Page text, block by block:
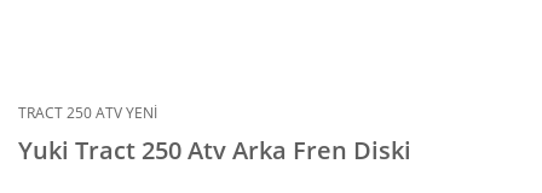
TRACT 250 ATV YENİ
Yuki Tract 250 Atv Arka Fren Diski